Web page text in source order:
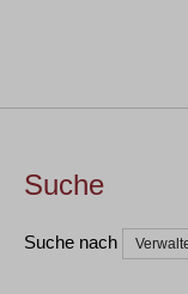
Suche
Suche nach